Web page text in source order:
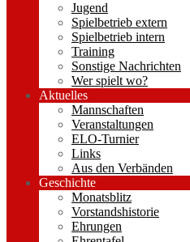
Jugend
Spielbetrieb extern
Spielbetrieb intern
Training
Sonstige Nachrichten
Wer spielt wo?
Aktuelles
Mannschaften
Veranstaltungen
ELO-Turnier
Links
Aus den Verbänden
Geschichte
Monatsblitz
Vorstandshistorie
Ehrungen